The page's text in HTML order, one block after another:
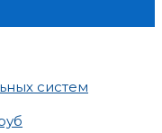
систем